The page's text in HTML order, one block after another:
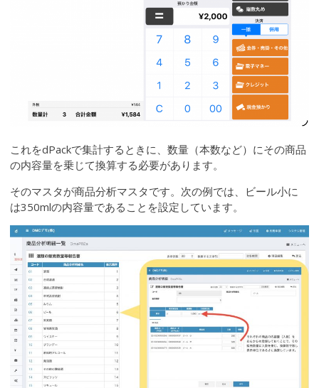
これをdPackで集計するときに、数量（本数など）にその商品
の内容量を乗じて換算する必要があります。
そのマスタが商品分析マスタです。次の例では、ビール小に
は350mlの内容量であることを設定しています。